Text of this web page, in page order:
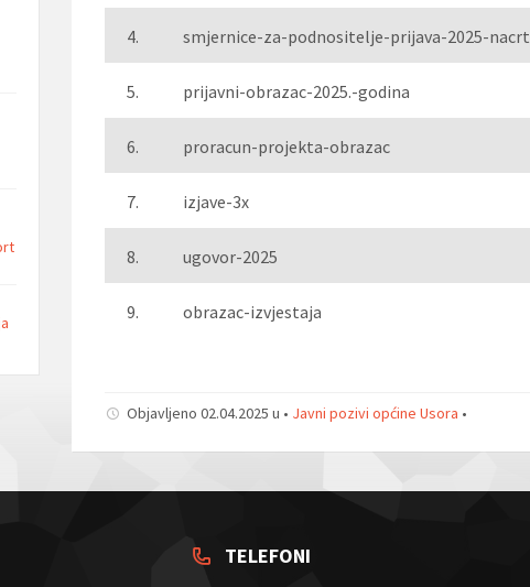
4. smjernice-za-podnositelje-prijava-2025-nacrt
5. prijavni-obrazac-2025.-godina
6. proracun-projekta-obrazac
7. izjave-3x
8. ugovor-2025
9. obrazac-izvjestaja
Objavljeno 02.04.2025 u • Javni pozivi općine Usora •
TELEFONI